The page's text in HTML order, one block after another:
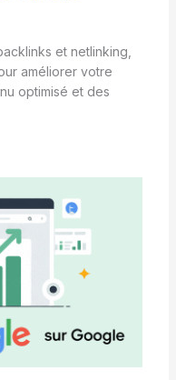
et netlinking,
améliorer votre
optimisé et des